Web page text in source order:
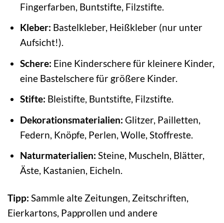
Fingerfarben, Buntstifte, Filzstifte.
Kleber: Bastelkleber, Heißkleber (nur unter
Aufsicht!).
Schere: Eine Kinderschere für kleinere Kinder,
eine Bastelschere für größere Kinder.
Stifte: Bleistifte, Buntstifte, Filzstifte.
Dekorationsmaterialien: Glitzer, Pailletten,
Federn, Knöpfe, Perlen, Wolle, Stoffreste.
Naturmaterialien: Steine, Muscheln, Blätter,
Äste, Kastanien, Eicheln.
Tipp: Sammle alte Zeitungen, Zeitschriften,
Eierkartons, Papprollen und andere